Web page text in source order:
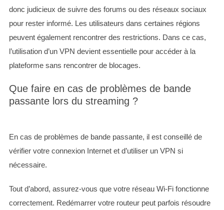
donc judicieux de suivre des forums ou des réseaux sociaux
pour rester informé. Les utilisateurs dans certaines régions
peuvent également rencontrer des restrictions. Dans ce cas,
l’utilisation d’un VPN devient essentielle pour accéder à la
plateforme sans rencontrer de blocages.
Que faire en cas de problèmes de bande
passante lors du streaming ?
En cas de problèmes de bande passante, il est conseillé de
vérifier votre connexion Internet et d’utiliser un VPN si
nécessaire.
Tout d’abord, assurez-vous que votre réseau Wi-Fi fonctionne
correctement. Redémarrer votre routeur peut parfois résoudre